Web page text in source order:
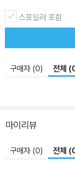
스포일러 포함
구매자 (0) 전체
마이리뷰
구매자 (0) 전체